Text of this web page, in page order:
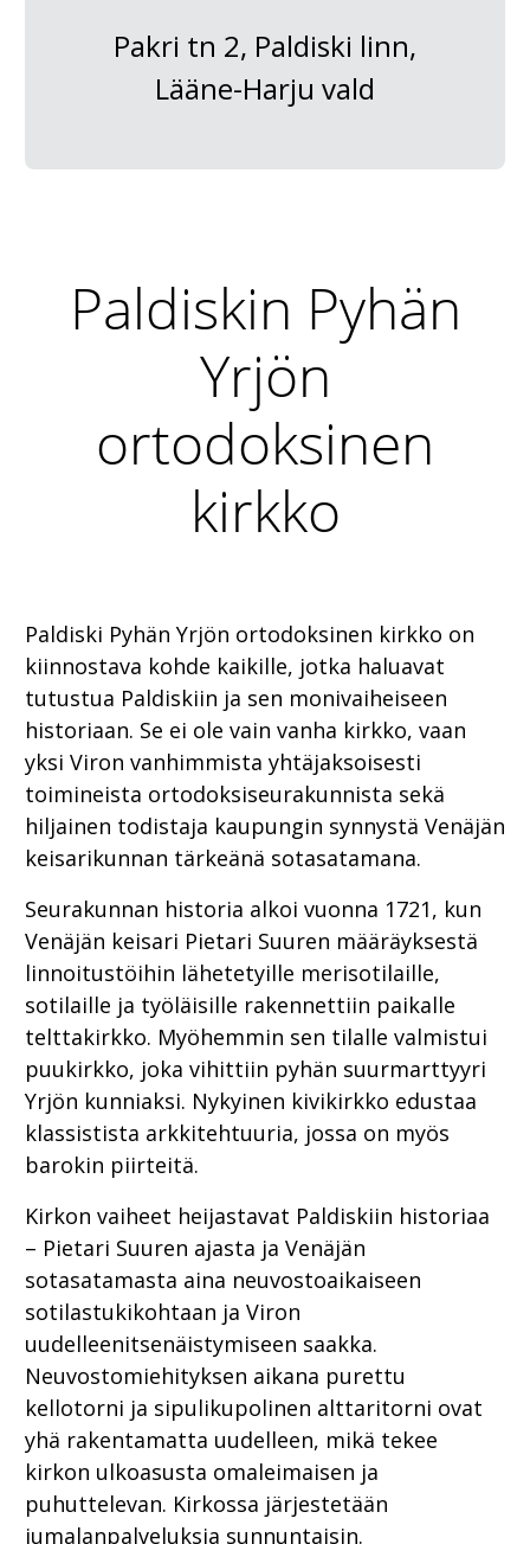
Pakri tn 2, Paldiski linn,
Lääne-Harju vald
Paldiskin Pyhän
Yrjön
ortodoksinen
kirkko
Paldiski Pyhän Yrjön ortodoksinen kirkko on
kiinnostava kohde kaikille, jotka haluavat
tutustua Paldiskiin ja sen monivaiheiseen
historiaan. Se ei ole vain vanha kirkko, vaan
yksi Viron vanhimmista yhtäjaksoisesti
toimineista ortodoksiseurakunnista sekä
hiljainen todistaja kaupungin synnystä Venäjän
keisarikunnan tärkeänä sotasatamana.
Seurakunnan historia alkoi vuonna 1721, kun
Venäjän keisari Pietari Suuren määräyksestä
linnoitustöihin lähetetyille merisotilaille,
sotilaille ja työläisille rakennettiin paikalle
telttakirkko. Myöhemmin sen tilalle valmistui
puukirkko, joka vihittiin pyhän suurmarttyyri
Yrjön kunniaksi. Nykyinen kivikirkko edustaa
klassistista arkkitehtuuria, jossa on myös
barokin piirteitä.
Kirkon vaiheet heijastavat Paldiskiin historiaa
– Pietari Suuren ajasta ja Venäjän
sotasatamasta aina neuvostoaikaiseen
sotilastukikohtaan ja Viron
uudelleenitsenäistymiseen saakka.
Neuvostomiehityksen aikana purettu
kellotorni ja sipulikupolinen alttaritorni ovat
yhä rakentamatta uudelleen, mikä tekee
kirkon ulkoasusta omaleimaisen ja
puhuttelevan. Kirkossa järjestetään
jumalanpalveluksia sunnuntaisin.